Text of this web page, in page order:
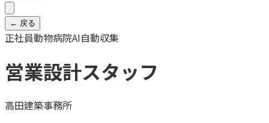
← 戻る
正社員動物病院AI自動収集
営業設計スタッフ
高田建築事務所